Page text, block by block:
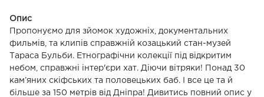
Опис
Пропонуємо для зйомок художніх, документальних
фильмів, та клипів справжній козацький стан-музей
Тараса Бульби. Етнографічни колекції під відкритим
небом, справжні інтер'єри хат. Діючи вітряки! Понад 30
кам’яних скіфських та половецьких баб. І все це та й
більше за 150 метрів від Дніпра! Дивитись повний опис у